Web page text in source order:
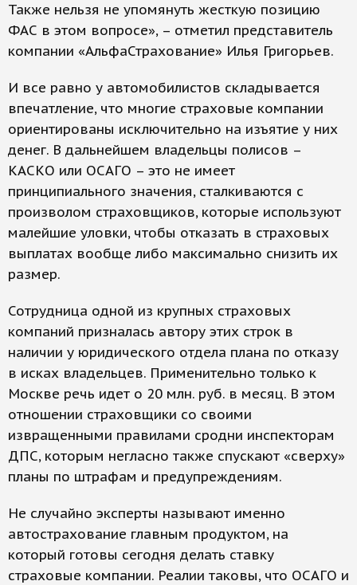
Также нельзя не упомянуть жесткую позицию
ФАС в этом вопросе», – отметил представитель
компании «АльфаСтрахование» Илья Григорьев.
И все равно у автомобилистов складывается
впечатление, что многие страховые компании
ориентированы исключительно на изъятие у них
денег. В дальнейшем владельцы полисов –
КАСКО или ОСАГО – это не имеет
принципиального значения, сталкиваются с
произволом страховщиков, которые используют
малейшие уловки, чтобы отказать в страховых
выплатах вообще либо максимально снизить их
размер.
Сотрудница одной из крупных страховых
компаний призналась автору этих строк в
наличии у юридического отдела плана по отказу
в исках владельцев. Применительно только к
Москве речь идет о 20 млн. руб. в месяц. В этом
отношении страховщики со своими
извращенными правилами сродни инспекторам
ДПС, которым негласно также спускают «сверху»
планы по штрафам и предупреждениям.
Не случайно эксперты называют именно
автострахование главным продуктом, на
который готовы сегодня делать ставку
страховые компании. Реалии таковы, что ОСАГО и